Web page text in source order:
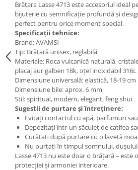
Brățara Lasse 4713 este accesoriul ideal
bijuterie cu semnificație profundă și
perfect pentru orice moment special.
Specificații tehnice:
Brand: AVAMSI
Tip: Brățară unisex, reglabilă
Materiale: Roca vulcanică naturală,
placaj aur galben 18k, oțel inoxidabil 316L
Dimensiune universală: elastică, 18-19 cm
Dimensiune bile: aprox. 6 mm
Stil: spiritual, modern, elegant, feng shui
Sugestii de purtare și întreținere:
Evitați contactul cu apă, parfumuri
Depozitați într-un săculeț de catifea
Curățați după purtare cu o lavetă
Nu purtați în timpul somnului,
Lasse 4713 nu este doar o brățară – este
protecției și armoniei interioare.